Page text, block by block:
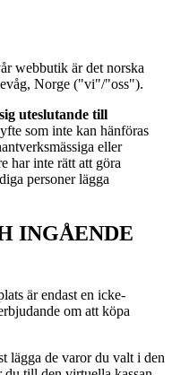
webbutik är det norska
Norge ("vi"/"oss").
uteslutande till
som inte kan hänföras
eller
har inte rätt att göra
personer lägga
INGÅENDE
är endast en icke-
om att köpa
lägga de varor du valt i den